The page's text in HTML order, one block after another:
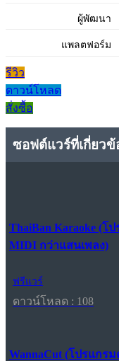
ผู้พัฒนา
แพลตฟอร์ม
รีวิว
ดาวน์โหลด
สั่งซื้อ
ซอฟต์แวร์ที่เกี่ยวข้
ThaiBan Karaoke (โ
MIDI กว่าแสนเพลง)
ฟรีแวร์
ดาวน์โหลด : 108
WannaCut (โปรแกร